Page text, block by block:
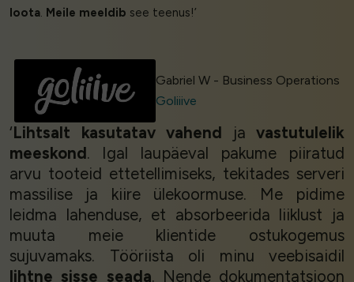
loota Meile meeldib see teenus!’
Gabriel W - Business Operations
Goliiive
‘Lihtsalt kasutatav vahend ja vastutulelik
meeskond. Igal laupäeval pakume piiratud
arvu tooteid ettetellimiseks, tekitades serveri
massilise ja kiire ülekoormuse. Me pidime
leidma lahenduse, et absorbeerida liiklust ja
muuta meie klientide ostukogemus
sujuvamaks. Tööriista oli minu veebisaidil
lihtne sisse seada. Nende dokumentatsioon